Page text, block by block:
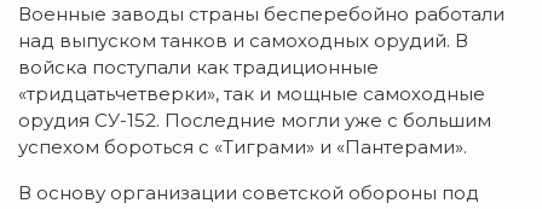
Военные заводы страны бесперебойно работали
над выпуском танков и самоходных орудий. В
войска поступали как традиционные
«тридцатьчетверки», так и мощные самоходные
орудия СУ-152. Последние могли уже с большим
успехом бороться с «Тиграми» и «Пантерами».
В основу организации советской обороны под